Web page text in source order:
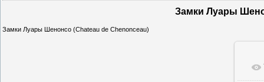
Замки Луары
Замки Луары Шенонсо (Chateau de Chenonceau)